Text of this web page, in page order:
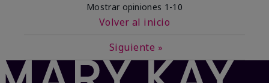
Mostrar opiniones 1-10
Volver al inicio
Siguiente »